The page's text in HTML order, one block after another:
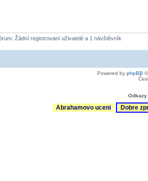
Žádní registrovaní uživatelé a 1 návštěvník
Powered by phpBB
Abrahamovo uceni Dobre